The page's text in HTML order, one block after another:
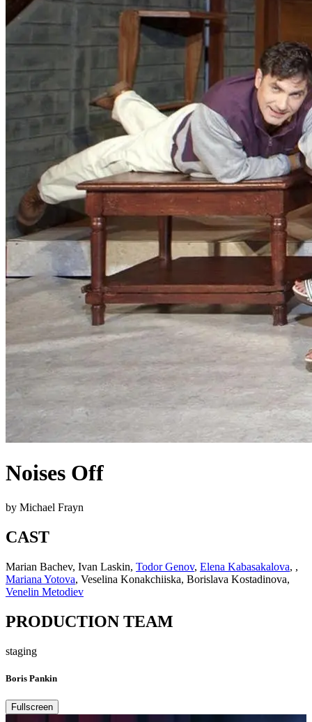
Noises Off
by Michael Frayn
CAST
Marian Bachev, Ivan Laskin, Todor Genov, Elena Kabasakalova, ,
Mariana Yotova, Veselina Konakchiiska, Borislava Kostadinova,
Venelin Metodiev
PRODUCTION TEAM
staging
Boris Pankin
Fullscreen